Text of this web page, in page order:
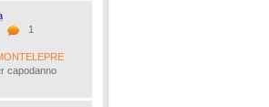
1
capodanno